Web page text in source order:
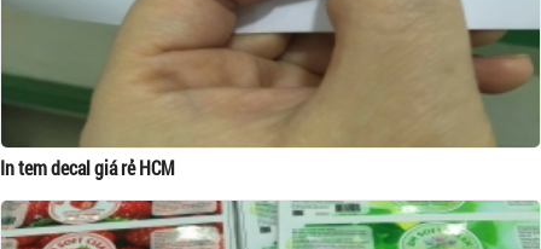
In tem decal giá rẻ HCM